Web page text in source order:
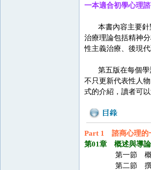
一本適合初學心理
本書內容主要針
治療理論包括精神
性主義治療、後現
第五版在每個學
不只更新代表性人
式的介紹，讀者可
Part 1 諮商心理的
第01章 概述與導論
第一節
第二節 撰